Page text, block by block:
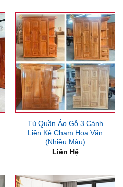
Tủ Quần Áo Gỗ 3 Cánh
Liền Kệ Chạm Hoa Văn
(Nhiều Màu)
Liên Hệ